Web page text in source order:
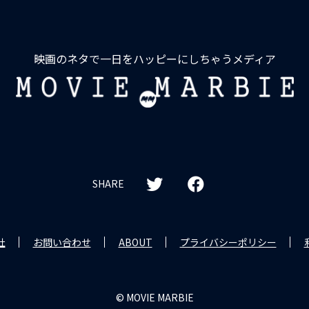
映画のネタで一日をハッピーにしちゃうメディア
MOVIE
MARBIE
SHARE
お問い合わせ ABOUT プライバシーポリシー
© MOVIE MARBIE